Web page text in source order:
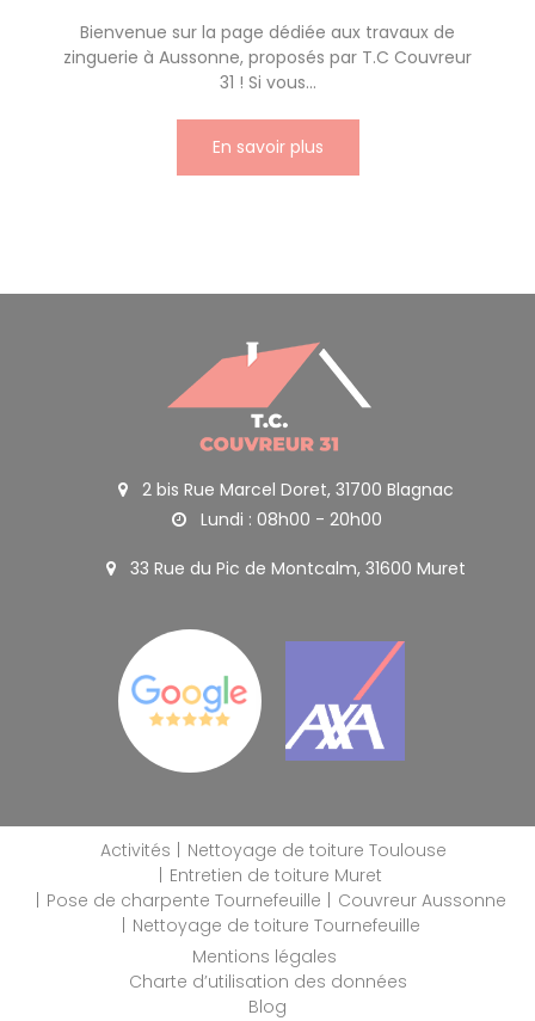
Bienvenue sur la page dédiée aux travaux de
zinguerie à Aussonne, proposés par T.C Couvreur
31 ! Si vous...
En savoir plus
2 bis Rue Marcel Doret, 31700 Blagnac
Lundi : 08h00 - 20h00
33 Rue du Pic de Montcalm, 31600 Muret
Activités
Nettoyage de toiture Toulouse
Entretien de toiture Muret
Pose de charpente Tournefeuille
Couvreur Aussonne
Nettoyage de toiture Tournefeuille
Mentions légales
Charte d’utilisation des données
Blog